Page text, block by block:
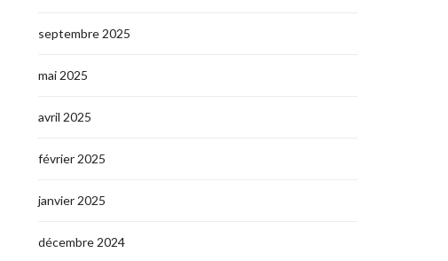
septembre 2025
mai 2025
avril 2025
février 2025
janvier 2025
décembre 2024